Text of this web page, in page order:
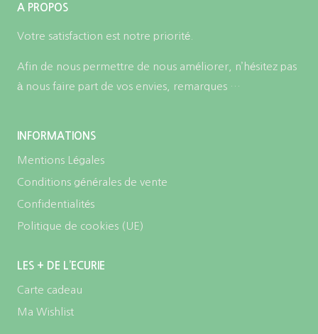
A PROPOS
Votre satisfaction est notre priorité.
Afin de nous permettre de nous améliorer, n’hésitez pas
à nous faire part de vos envies, remarques …
INFORMATIONS
Mentions Légales
Conditions générales de vente
Confidentialités
Politique de cookies (UE)
LES + DE L’ECURIE
Carte cadeau
Ma Wishlist